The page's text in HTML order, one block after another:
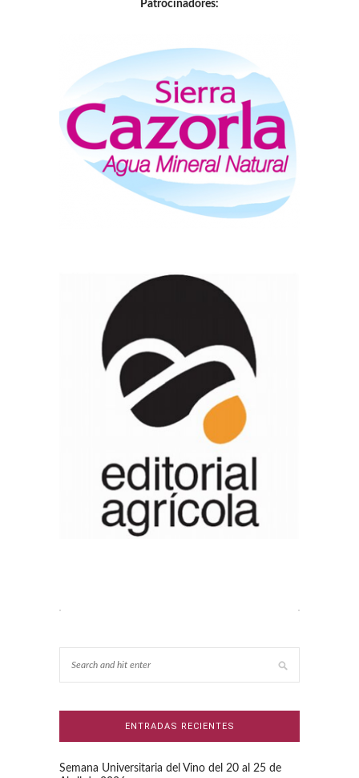
Patrocinadores:
ENTRADAS RECIENTES
Semana Universitaria del Vino del 20 al 25 de